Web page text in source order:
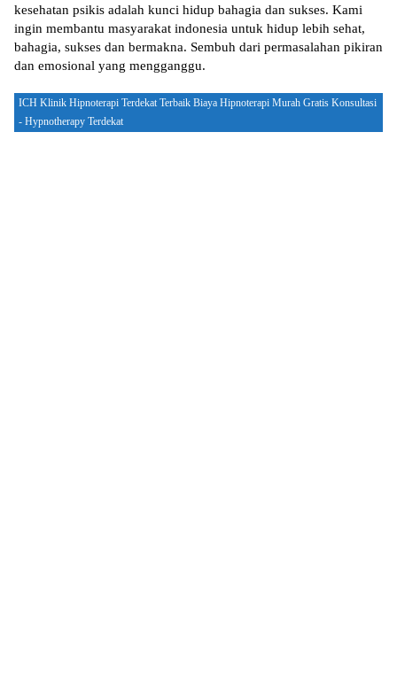
kesehatan psikis adalah kunci hidup bahagia dan sukses. Kami
ingin membantu masyarakat indonesia untuk hidup lebih sehat,
bahagia, sukses dan bermakna. Sembuh dari permasalahan pikiran
dan emosional yang mengganggu.
ICH Klinik Hipnoterapi Terdekat Terbaik Biaya Hipnoterapi Murah Gratis Konsultasi
- Hypnotherapy Terdekat